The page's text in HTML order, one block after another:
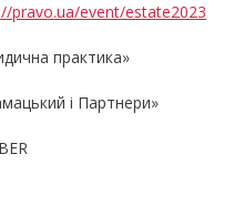
pravo.ua/event/estate2023
практика»
і Партнери»